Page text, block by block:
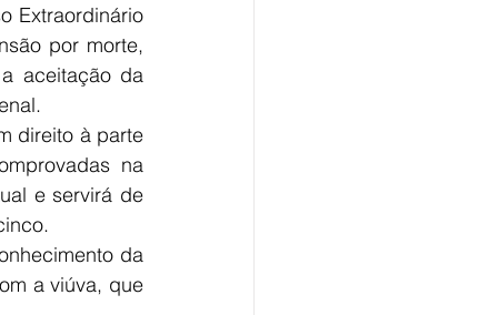
Extraordinário
por morte,
aceitação da
direito à parte
na
e servirá de
da
a viúva, que